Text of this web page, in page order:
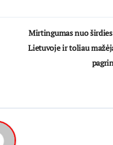
Mirtingumas nuo
Lietuvoje ir toliau